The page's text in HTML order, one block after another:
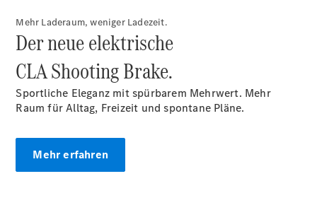
Übersicht
Reparatur
Mehr Laderaum, weniger Ladezeit.
Der neue elektrische
CLA Shooting Brake.
Sportliche Eleganz mit spürbarem Mehrwert. Mehr
Raum für Alltag, Freizeit und spontane Pläne.
Mehr erfahren